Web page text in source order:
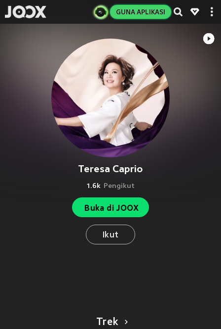
GUNA APLIKASI
Teresa Caprio
1.6k Pengikut
Buka di JOOX
Ikut
Trek